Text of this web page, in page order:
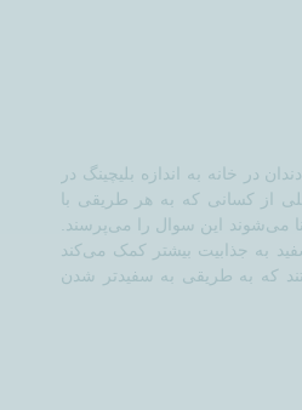
در خانه به اندازه بلیچینگ در
از کسانی که به هر طریقی با
می‌شوند این سوال را می‌پرسند.
به جذابیت بیشتر کمک می‌کند
که به طریقی به سفیدتر شدن